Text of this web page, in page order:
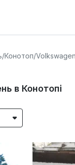
/Конотоп/Volkswagen
в Конотопі